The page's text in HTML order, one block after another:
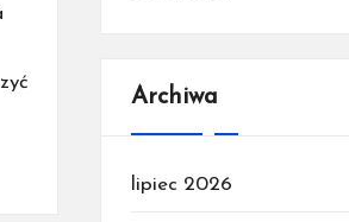
Archiwa
lipiec 2026